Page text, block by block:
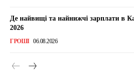
Де найвищі та найнижчі зарплати в
2026
ГРОШІ 06.08.2026